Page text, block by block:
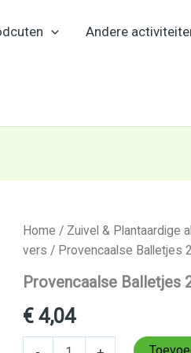
Andere
Home / Zuivel & Plantaardige
vers / Provencaalse Balletjes
Provencaalse Balletjes
€4,04
Provencaalse
Balletjes
aantal